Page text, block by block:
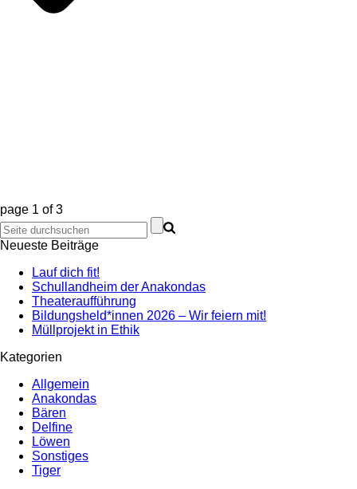
page 1 of3
Neueste Beiträge
Lauf dich fit!
Schullandheim der Anakondas
Theateraufführung
Bildungsheld*innen 2026 – Wir feiern mit!
Müllprojekt in Ethik
Kategorien
Allgemein
Anakondas
Bären
Delfine
Löwen
Sonstiges
Tiger